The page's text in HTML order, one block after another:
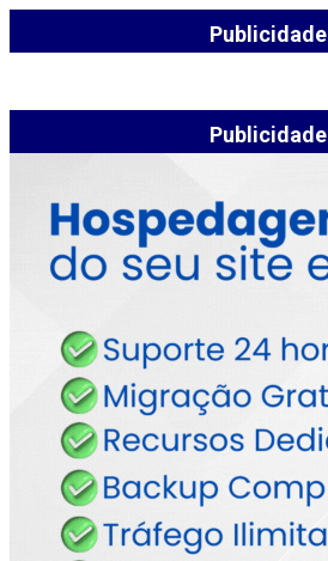
Publicidade
Publicidade